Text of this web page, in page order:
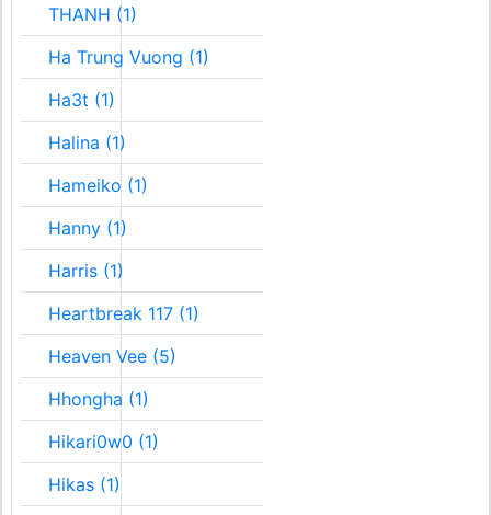
THANH (1)
Ha Trung Vuong (1)
Ha3t (1)
Halina (1)
Hameiko (1)
Hanny (1)
Harris (1)
Heartbreak 117 (1)
Heaven Vee (5)
Hhongha (1)
Hikari0w0 (1)
Hikas (1)